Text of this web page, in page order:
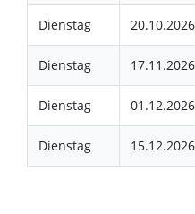
Dienstag 20.10.2026
Dienstag 17.11.2026
Dienstag 01.12.2026
Dienstag 15.12.2026